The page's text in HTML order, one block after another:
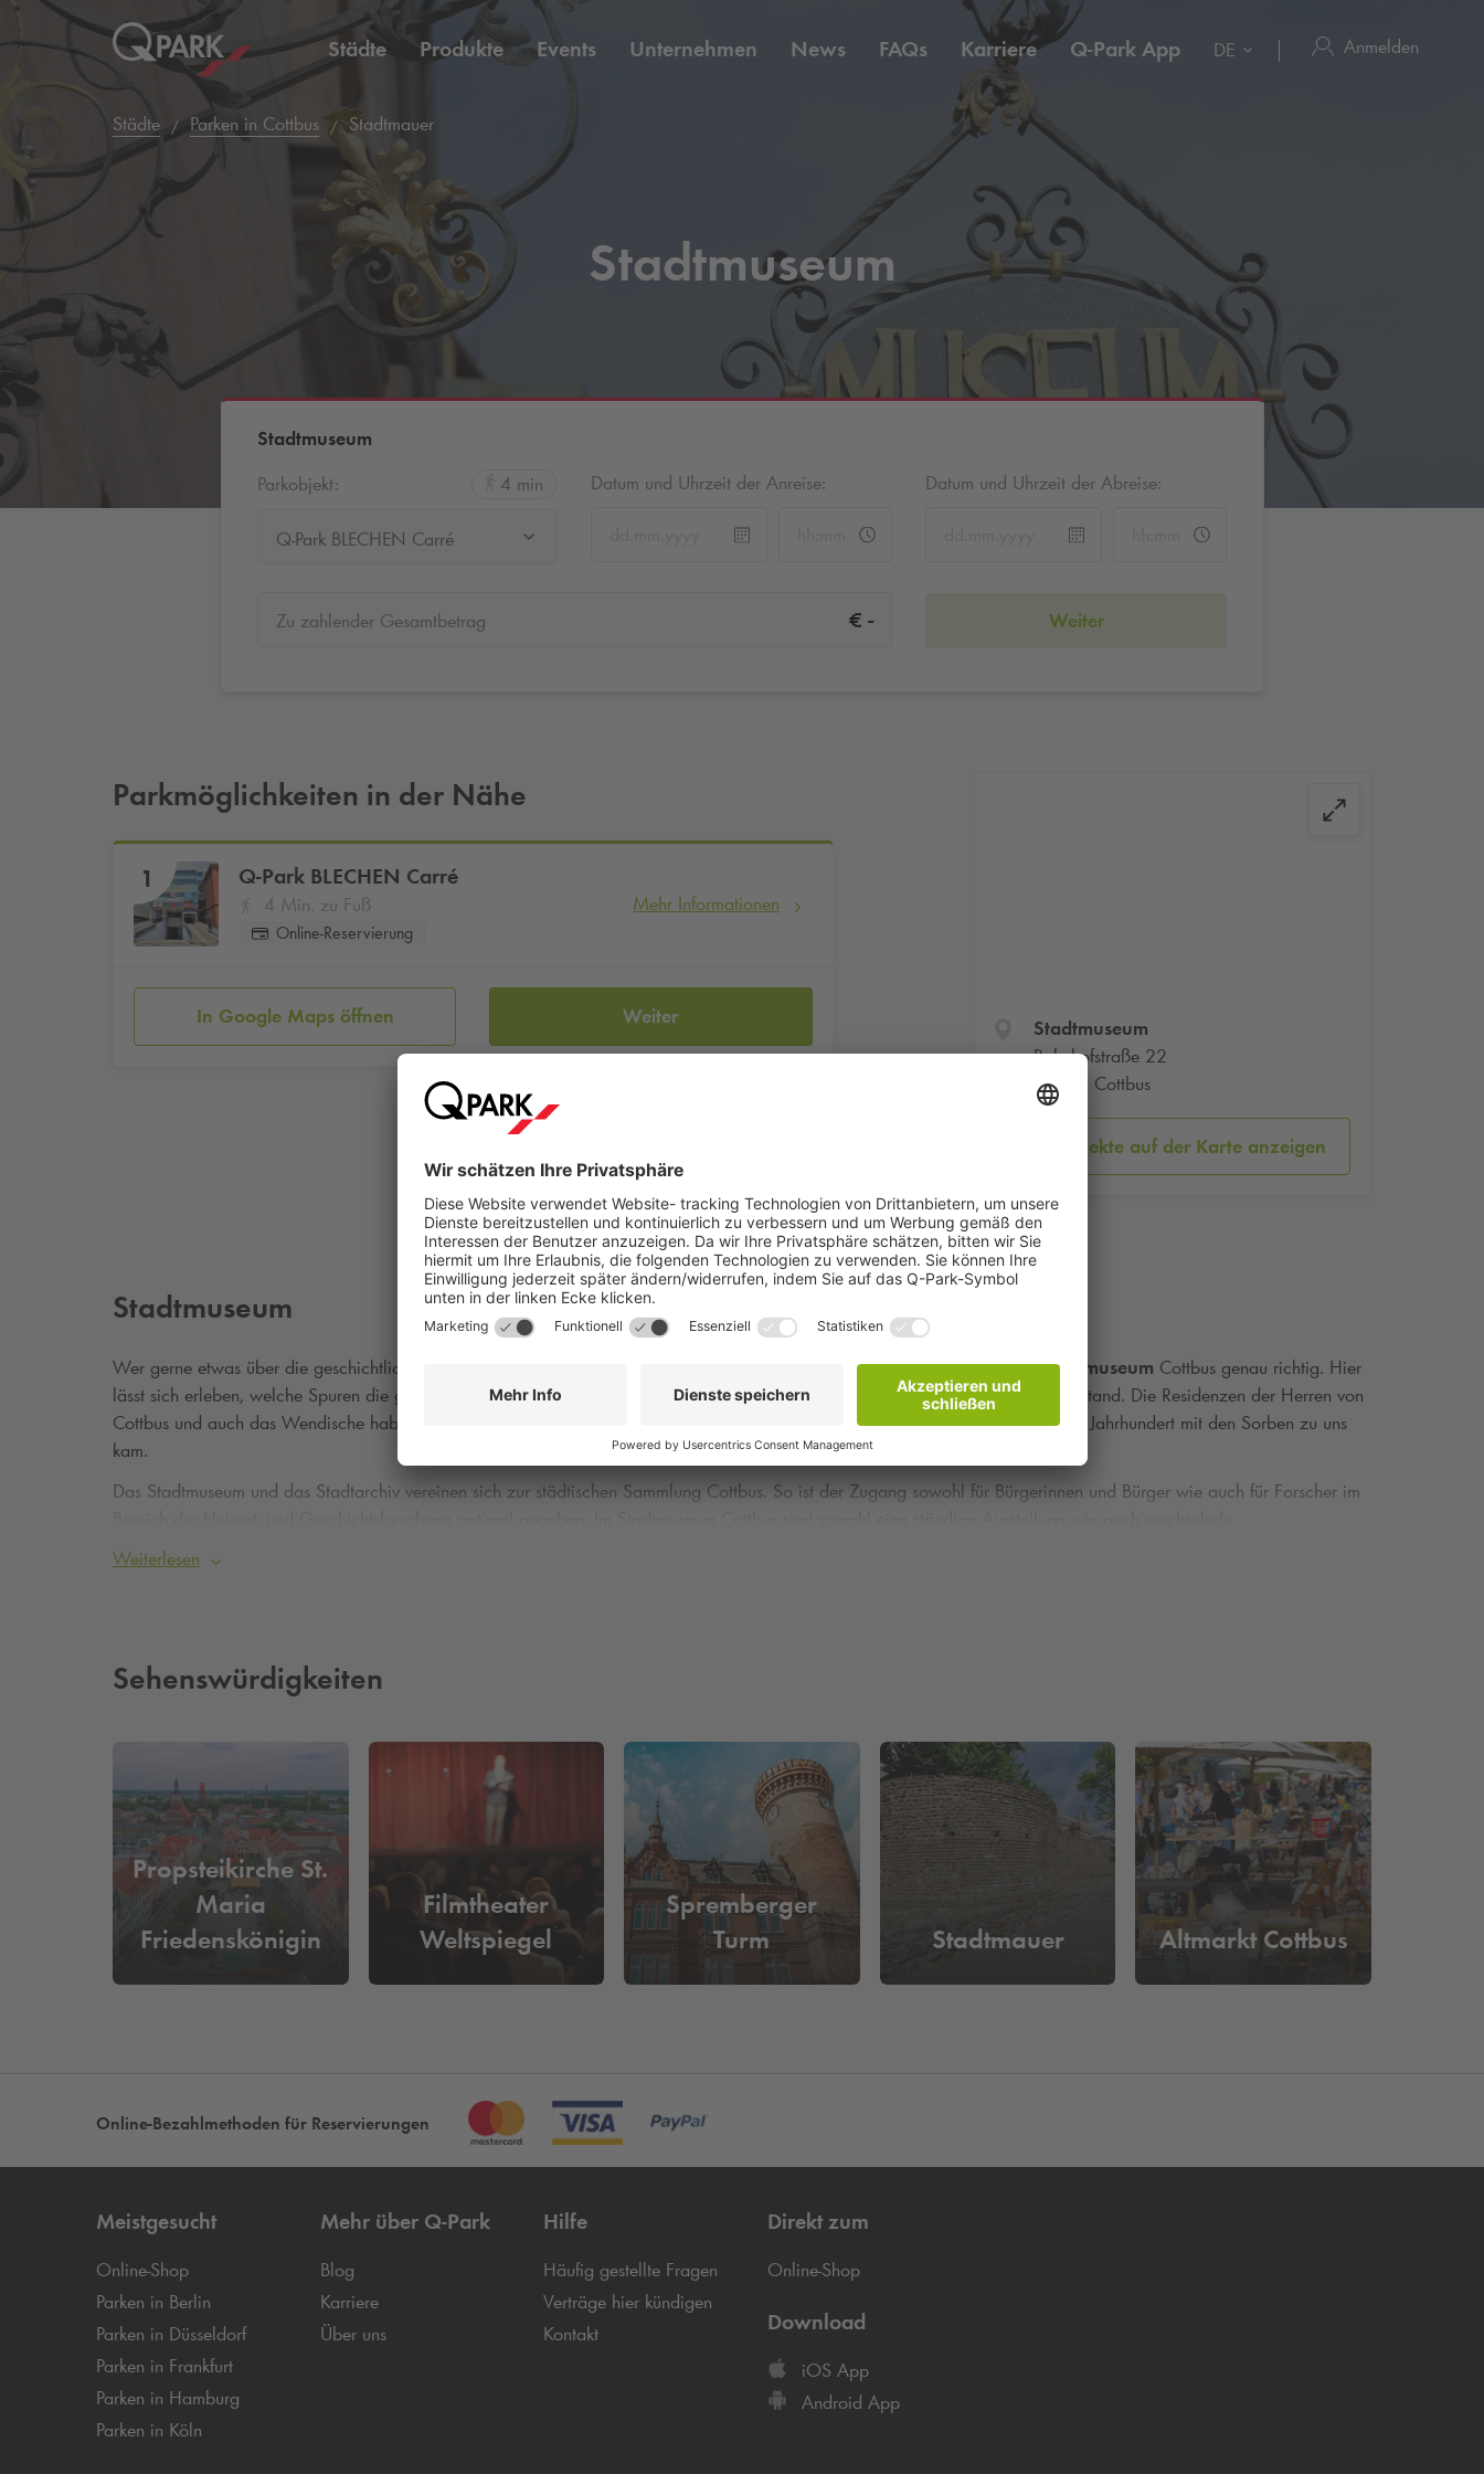
Städte Produkte Events Unternehmen News FAQs Karriere Q-Park App DE Anmelden
Städte Parken in Cottbus Stadtmauer
Stadtmuseum
Stadtmuseum
Parkobjekt:
4 min
Q-Park BLECHEN Carré
Datum und Uhrzeit der Anreise: Datum und Uhrzeit der Abreise:
Zu zahlender Gesamtbetrag € - Weiter
Stadtmuseum
Bahnhofstraße 22
03046 Cottbus
Parkobjekte auf der Karte anzeigen
Parkmöglichkeiten in der Nähe
1 Q-Park BLECHEN Carré
4 Min. zu Fuß
Online-Reservierung
Mehr Informationen
In Google Maps öffnen Weiter
Stadtmuseum
Wer gerne etwas über die geschichtliche Entwicklung der Stadt Cottbus und die umliegende Region erfahren möchte, ist imStadtmuseum Cottbus genau richtig. Hier
lässt sich erleben, welche Spuren die großen Brände in der Stadt hinterlassen haben und wie genau eigentlich die Braunkohle entstand. Die Residenzen der Herren von
Cottbus und auch das Wendische haben ihren Platz im Stadtmuseum gefunden. Das Wendische ist eine Sprache, die bereits im 6. Jahrhundert mit den Sorben zu uns
kam.
Das Stadtmuseum und das Stadtarchiv vereinen sich zur städtischen Sammlung Cottbus. So ist der Zugang sowohl für Bürgerinnen und Bürger wie auch für Forscher im
Sonderausstellungen zu sehen. Die immer gleich bleibende ständige Ausstellung befasst sich mit der Cottbuser Geschichte von vor etwa 550 Millionen Jahren bis in die
heutige Zeit. Themen wie die Reformation, die großen Brände in der Stadt, die Zeit der Industrialisierung, die beiden Weltkriege und natürlich die Zeit der DDR zeugen
BLECHEN Carré ist zu Fuß ca. 8 Minuten (650 m) vom Stadtmuseum Cottbus entfernt und bietet Ihnen die Möglichkeit, ganztägig günstig zu
Weiterlesen
Sehenswürdigkeiten
Propsteikirche St.
Maria
Friedenskönigin
Filmtheater
Weltspiegel
Spremberger
Turm
Stadtmauer Altmarkt Cottbus
Online-Bezahlmethoden für Reservierungen
Meistgesucht
Online-Shop
Parken in Berlin
Parken in Düsseldorf
Parken in Frankfurt
Parken in Hamburg
Parken in Köln
Mehr über Q-Park
Blog
Karriere
Über uns
Hilfe
Häufig gestellte Fragen
Verträge hier kündigen
Kontakt
Direkt zum
Online-Shop
Download
iOS App
Android App